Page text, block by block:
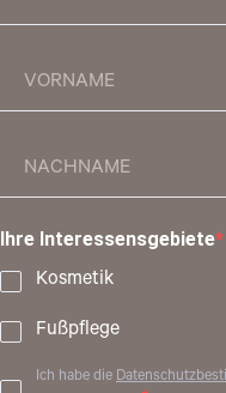
Ihre Interessensgebiete
Kosmetik
Fußpflege
Ich habe die